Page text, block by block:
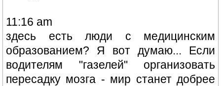
11:16 am
здесь есть люди с медицинским
образованием? Я вот думаю... Если
водителям "газелей" организовать
пересадку мозга - мир станет добрее